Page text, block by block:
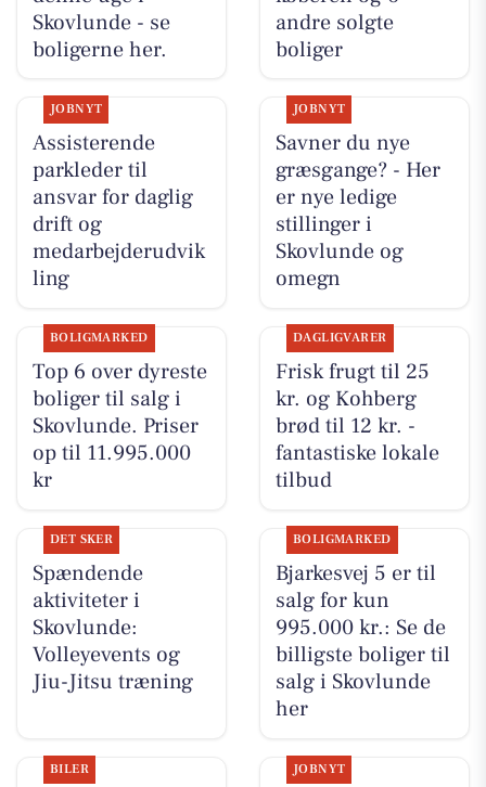
Skovlunde - se
boligerne her.
andre solgte
boliger
JOBNYT
Assisterende
parkleder til
ansvar for daglig
drift og
medarbejderudvik
ling
JOBNYT
Savner du nye
græsgange? - Her
er nye ledige
stillinger i
Skovlunde og
omegn
BOLIGMARKED
Top 6 over dyreste
boliger til salg i
Skovlunde. Priser
op til 11.995.000
kr
DAGLIGVARER
Frisk frugt til 25
kr. og Kohberg
brød til 12 kr. -
fantastiske lokale
tilbud
DET SKER
Spændende
aktiviteter i
Skovlunde:
Volleyevents og
Jiu-Jitsu træning
BOLIGMARKED
Bjarkesvej 5 er til
salg for kun
995.000 kr.: Se de
billigste boliger til
salg i Skovlunde
her
BILER JOBNYT